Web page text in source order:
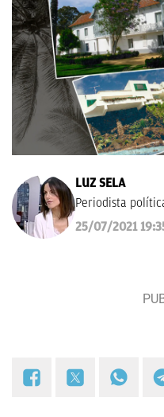
LUZ SELA
Periodista
25/07/2021